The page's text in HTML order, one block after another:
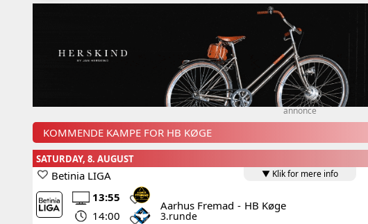
annonce
KOMMENDE KAMPE FOR HB KØGE
SATURDAY, 8. AUGUST
▼ Klik for mere info
Betinia LIGA
13:55
14:00
Aarhus Fremad - HB Køge
3.runde